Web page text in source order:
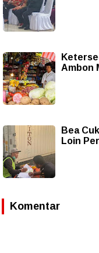
Ambon
Bea
Loin
Komentar